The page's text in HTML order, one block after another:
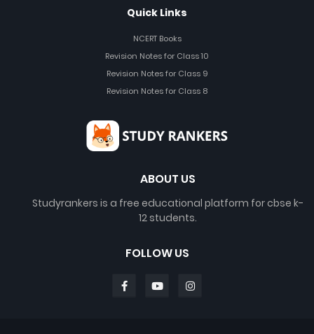
Quick Links
NCERT Books
Revision Notes for Class 10
Revision Notes for Class 9
Revision Notes for Class 8
ABOUT US
Studyrankers is a free educational platform for cbse k-
12 students.
FOLLOW US